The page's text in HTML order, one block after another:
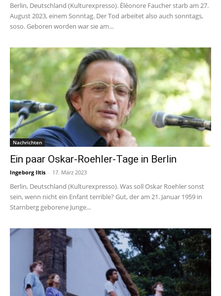
Berlin, Deutschland (Kulturexpresso). Éléonore Faucher starb am 27.
August 2023, einem Sonntag. Der Tod arbeitet also auch sonntags,
soso. Geboren worden war sie am...
Nachrichten
Ein paar Oskar-Roehler-Tage in Berlin
Ingeborg Iltis - 17. März 2023
Berlin, Deutschland (Kulturexpresso). Was soll Oskar Roehler sonst
sein, wenn nicht ein Enfant terrible? Gut, der am 21. Januar 1959 in
Starnberg geborene Junge...